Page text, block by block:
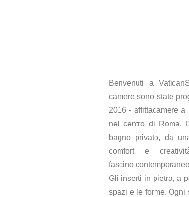
Benvenuti a
camere sono state
2016 - affittacamere
nel centro di Roma.
bagno privato, da
comfort e
fascino
Gli inserti in pietra, a
spazi e le forme. Ogni